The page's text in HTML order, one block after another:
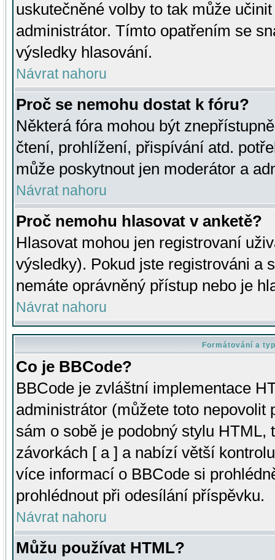
uskutečněné volby to tak může
administrátor. Tímto opatřením se
výsledky hlasování.
Návrat nahoru
Proč se nemohu dostat k fóru?
Některá fóra mohou být
čtení, prohlížení, přispívání atd.
může poskytnout jen moderátor a
Návrat nahoru
Proč nemohu hlasovat v anketě?
Hlasovat mohou jen registrovaní
výsledky). Pokud jste registrováni a
nemáte oprávněný přístup nebo je
Návrat nahoru
Formátování a
Co je BBCode?
BBCode je zvláštní implementace
administrátor (můžete toto
sám o sobě je podobný stylu HTML,
závorkách [ a ] a nabízí větší
více informací o BBCode si
prohlédnout při odesílání příspěvku.
Návrat nahoru
Můžu používat HTML?